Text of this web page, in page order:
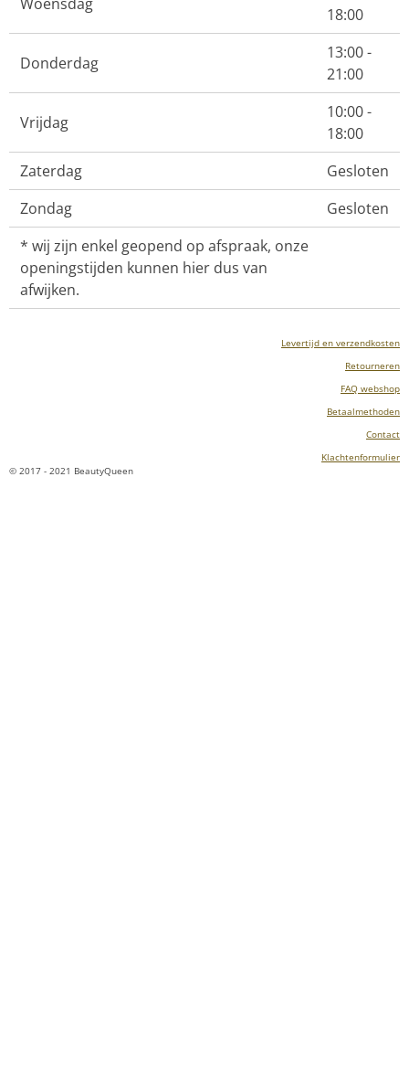
18:00
Donderdag
13:00 -
21:00
Vrijdag
10:00 -
18:00
Zaterdag
Gesloten
Zondag
Gesloten
* wij zijn enkel geopend op afspraak, onze
openingstijden kunnen hier dus van
afwijken.
Levertijd en verzendkosten
Retourneren
FAQ webshop
Betaalmethoden
Contact
Klachtenformulier
© 2017 - 2021 BeautyQueen